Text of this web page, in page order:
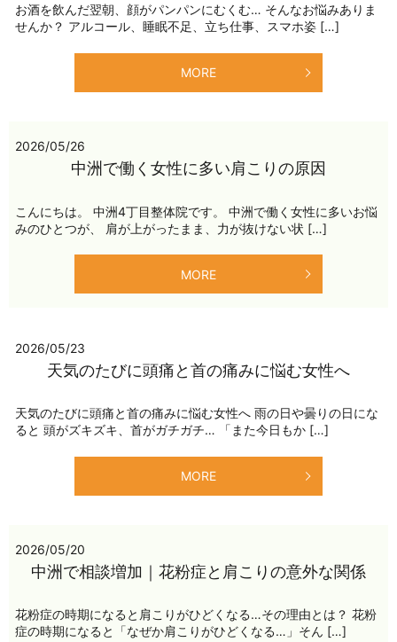
お酒を飲んだ翌朝、顔がパンパンにむくむ… そんなお悩みありま
せんか？ アルコール、睡眠不足、立ち仕事、スマホ姿 […]
MORE
2026/05/26
中洲で働く女性に多い肩こりの原因
こんにちは。 中洲4丁目整体院です。 中洲で働く女性に多いお悩
みのひとつが、 肩が上がったまま、力が抜けない状 […]
MORE
2026/05/23
天気のたびに頭痛と首の痛みに悩む女性へ
天気のたびに頭痛と首の痛みに悩む女性へ 雨の日や曇りの日にな
ると 頭がズキズキ、首がガチガチ… 「また今日もか […]
MORE
2026/05/20
中洲で相談増加｜花粉症と肩こりの意外な関係
花粉症の時期になると肩こりがひどくなる…その理由とは？ 花粉
症の時期になると「なぜか肩こりがひどくなる…」そん […]